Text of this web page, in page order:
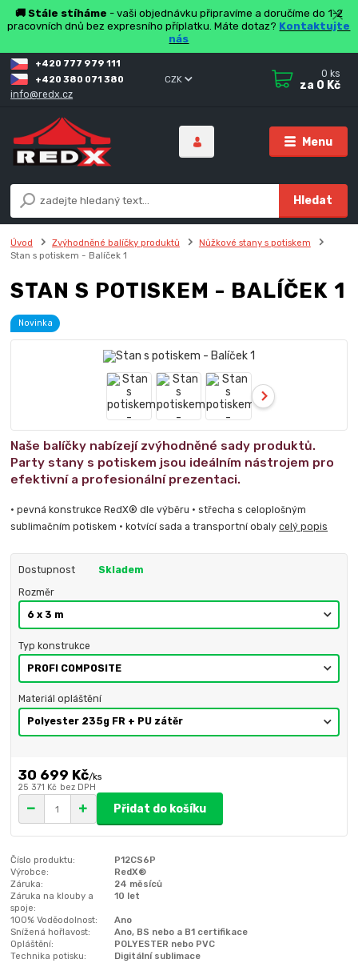
🚚 Stále stíháme - vaši objednávku připravíme a doručíme do 1-2
pracovních dnů bez expresního příplatku. Máte dotaz? Kontaktujte
nás
Menu
CZK
Hledat
+420 777 979 111
+420 380 071 380
info@redx.cz
0 ks
za 0 Kč
Úvod Zvýhodněné balíčky produktů
Nůžkové stany s potiskem
Stan s potiskem - Balíček 1
STAN S POTISKEM - BALÍČEK 1
Novinka
Naše balíčky nabízejí zvýhodněné sady produktů.
Party stany s potiskem jsou ideálním nástrojem pro
efektivní a profesionální prezentaci.
• pevná konstrukce RedX® dle výběru • střecha s celoplošným
sublimačním potiskem • kotvící sada a transportní obalycelý popis
Dostupnost Skladem
Rozměr
Typ konstrukce
Materiál opláštění
30 699 Kč/ks
25 371 Kč bez DPH
Přidat do košíku
Číslo produktu:
P12CS6P
Výrobce:
RedX®
Záruka:
24 měsíců
Záruka na klouby a
spoje:
10 let
100% Voděodolnost:
Ano
Snížená hořlavost:
Ano, BS nebo a B1 certifikace
Opláštění:
POLYESTER nebo PVC
Technika potisku:
Digitální sublimace